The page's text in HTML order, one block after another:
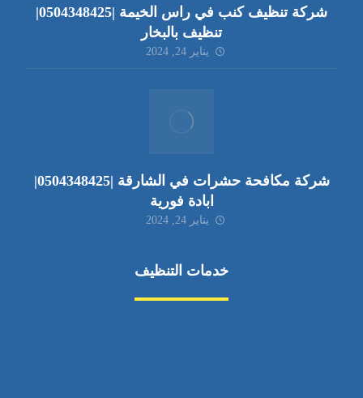
شركة تنظيف كنب في راس الخيمة |0504348425|
تنظيف بالبخار
يناير 24, 2024
شركة مكافحة حشرات في الشارقة |0504348425|
ابادة فورية
يناير 24, 2024
خدمات التنظيف